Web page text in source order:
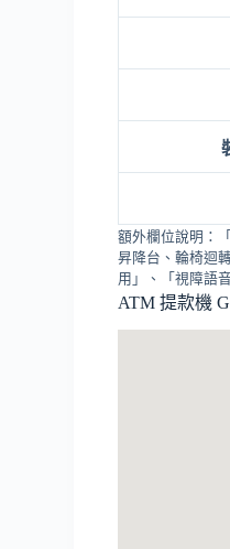
額外欄位說明：
昇降台、輪椅迴
用」、「視障語
ATM 提款機